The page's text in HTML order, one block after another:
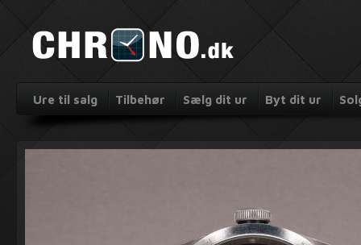
Ure til salg Tilbehør Sælg dit ur Byt dit ur